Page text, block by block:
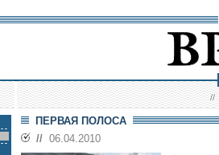
//
ПЕРВАЯ ПОЛОСА
// 06.04.2010